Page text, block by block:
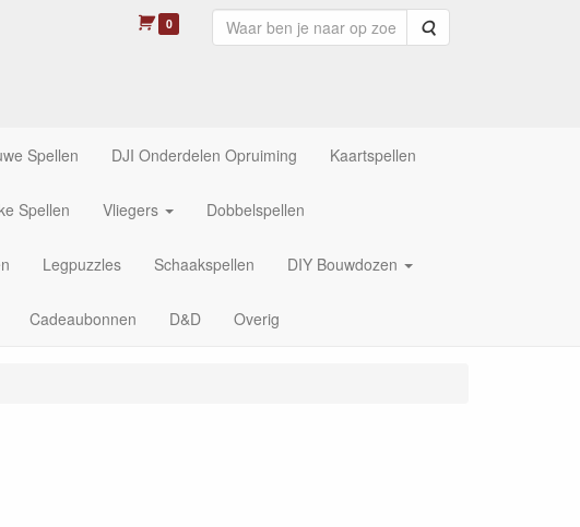
0 Zoeken
Spellen DJI Onderdelen Opruiming Kaartspellen
Spellen Vliegers Dobbelspellen
Legpuzzles Schaakspellen DIY Bouwdozen
Cadeaubonnen D&D Overig